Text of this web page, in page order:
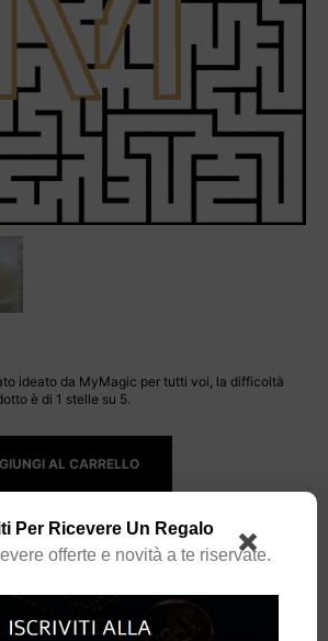
ideato da MyMagic per tutti voi, la difficoltà
è di 1 stelle su 5.
AL CARRELLO
Per Ricevere Un Regalo
offerte e novità a te riservate.